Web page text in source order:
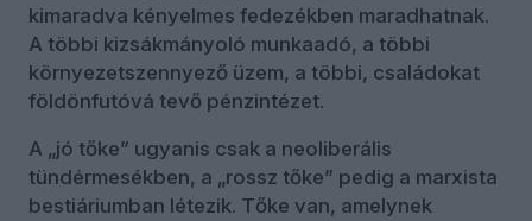
kimaradva kényelmes fedezékben maradhatnak.
A többi kizsákmányoló munkaadó, a többi
környezetszennyező üzem, a többi, családokat
földönfutóvá tevő pénzintézet.
A „jó tőke” ugyanis csak a neoliberális
tündérmesékben, a „rossz tőke” pedig a marxista
bestiáriumban létezik. Tőke van, amelynek